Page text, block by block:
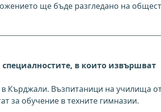
ще бъде разгледано на
в които извършват
Кърджали. Възпитаници на училища
за обучение в техните гимназии.